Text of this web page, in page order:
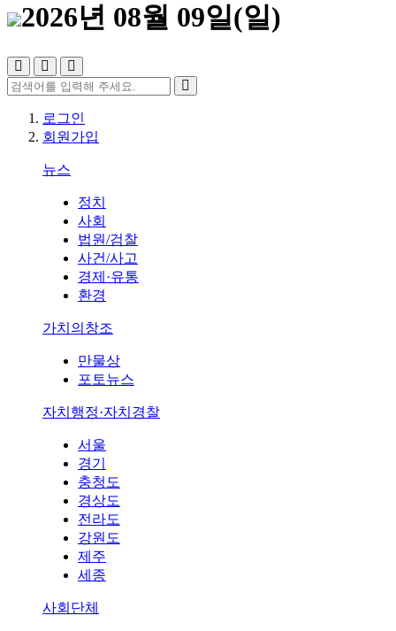
2026년 08월 09일(일)
로그인
회원가입
뉴스
정치
사회
법원/검찰
사건/사고
경제·유통
환경
가치의창조
만물상
포토뉴스
자치행정·자치경찰
서울
경기
충청도
경상도
전라도
강원도
제주
세종
사회단체